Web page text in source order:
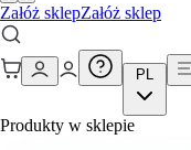
Załóż sklepZałóż sklep
PL
Produkty w sklepie